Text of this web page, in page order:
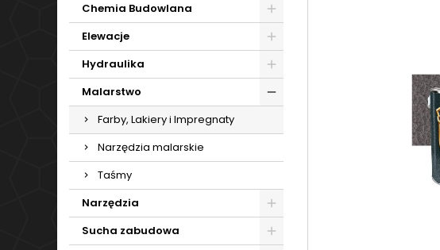
Chemia Budowlana
Elewacje
Hydraulika
Malarstwo
Farby, Lakiery i Impregnaty
Narzędzia malarskie
Taśmy
Narzędzia
Sucha zabudowa